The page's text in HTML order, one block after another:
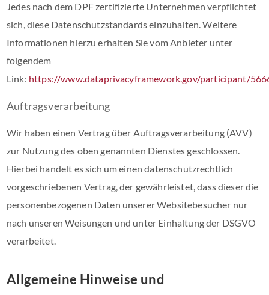
Jedes nach dem DPF zertifizierte Unternehmen verpflichtet
sich, diese Datenschutzstandards einzuhalten. Weitere
Informationen hierzu erhalten Sie vom Anbieter unter
folgendem
Link: https://www.dataprivacyframework.gov/participant/
Auftragsverarbeitung
Wir haben einen Vertrag über Auftragsverarbeitung (AVV)
zur Nutzung des oben genannten Dienstes geschlossen.
Hierbei handelt es sich um einen datenschutzrechtlich
vorgeschriebenen Vertrag, der gewährleistet, dass dieser die
personenbezogenen Daten unserer Websitebesucher nur
nach unseren Weisungen und unter Einhaltung der DSGVO
verarbeitet.
Allgemeine Hinweise und